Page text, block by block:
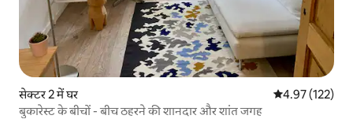
सेक्टर 2 में घर औसत रेटिंग 5 में से
4.97 (122)
बुकारेस्ट के बीचों - बीच ठहरने की शानदार और शांत जगह